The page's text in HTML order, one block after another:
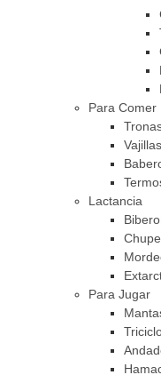
Para Comer
Lactancia
Para Jugar